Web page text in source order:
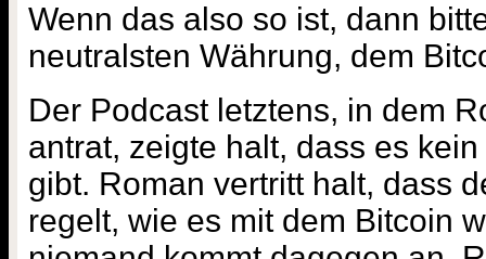
Wenn das also so ist, dann
neutralsten Währung, dem
Der Podcast letztens, in dem
antrat, zeigte halt, dass es
gibt. Roman vertritt halt, dass
regelt, wie es mit dem Bitcoin